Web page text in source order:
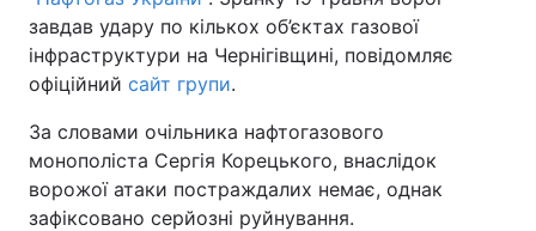
завдав удару по кількох об’єктах газової
інфраструктури на Чернігівщині, повідомляє
офіційний сайт групи.
За словами очільника нафтогазового
монополіста Сергія Корецького, внаслідок
ворожої атаки постраждалих немає, однак
зафіксовано серйозні руйнування.